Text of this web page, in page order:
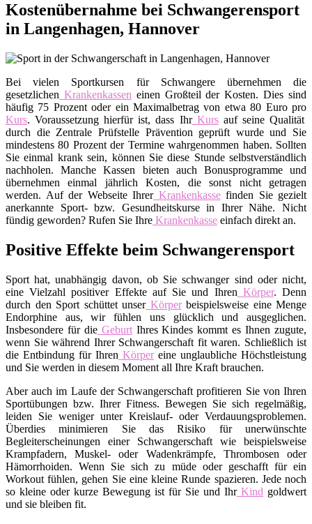
Kostenübernahme bei Schwangerensport
in Langenhagen, Hannover
Bei vielen Sportkursen für Schwangere übernehmen die
gesetzlichen Krankenkassen einen Großteil der Kosten. Dies sind
häufig 75 Prozent oder ein Maximalbetrag von etwa 80 Euro pro
Kurs. Voraussetzung hierfür ist, dass IhrKursauf seine Qualität
durch die Zentrale Prüfstelle Prävention geprüft wurde und Sie
mindestens 80 Prozent der Termine wahrgenommen haben. Sollten
Sie einmal krank sein, können Sie diese Stunde selbstverständlich
nachholen. Manche Kassen bieten auch Bonusprogramme und
übernehmen einmal jährlich Kosten, die sonst nicht getragen
werden. Auf der Webseite IhrerKrankenkassefinden Sie gezielt
anerkannte Sport- bzw. Gesundheitskurse in Ihrer Nähe. Nicht
fündig geworden? Rufen Sie Ihre Krankenkasse einfach direkt an.
Positive Effekte beim Schwangerensport
Sport hat, unabhängig davon, ob Sie schwanger sind oder nicht,
eine Vielzahl positiver Effekte auf Sie und Ihren Körper. Denn
durch den Sport schüttet unserKörperbeispielsweise eine Menge
Endorphine aus, wir fühlen uns glücklich und ausgeglichen.
Insbesondere für dieGeburtIhres Kindes kommt es Ihnen zugute,
wenn Sie während Ihrer Schwangerschaft fit waren. Schließlich ist
die Entbindung für Ihren Körpereine unglaubliche Höchstleistung
und Sie werden in diesem Moment all Ihre Kraft brauchen.
Aber auch im Laufe der Schwangerschaft profitieren Sie von Ihren
Sportübungen bzw. Ihrer Fitness. Bewegen Sie sich regelmäßig,
leiden Sie weniger unter Kreislauf- oder Verdauungsproblemen.
Überdies minimieren Sie das Risiko für unerwünschte
Begleiterscheinungen einer Schwangerschaft wie beispielsweise
Krampfadern, Muskel- oder Wadenkrämpfe, Thrombosen oder
Hämorrhoiden. Wenn Sie sich zu müde oder geschafft für ein
Workout fühlen, gehen Sie eine kleine Runde spazieren. Jede noch
so kleine oder kurze Bewegung ist für Sie und IhrKind goldwert
und sie bleiben fit.